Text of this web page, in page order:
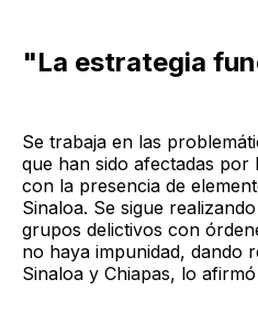
"La estrategia
Se trabaja en las
que han sido afectadas por
con la presencia de
Sinaloa. Se sigue
grupos delictivos con
no haya impunidad, dando
Sinaloa y Chiapas, lo